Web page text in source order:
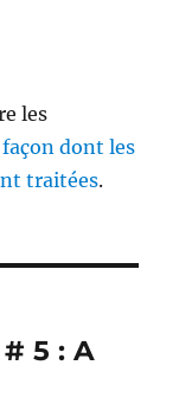
les
dont les
traitées.
5 : A